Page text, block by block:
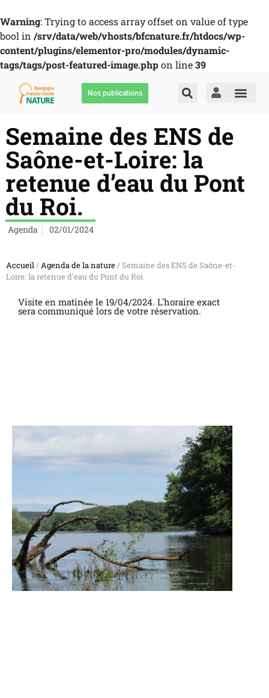
Warning: Trying to access array offset on value of type
bool in /srv/data/web/vhosts/bfcnature.fr/htdocs/wp-
content/plugins/elementor-pro/modules/dynamic-
tags/tags/post-featured-image.phpon line39
Nos publications
Semaine des ENS de
Saône-et-Loire: la
retenue d’eau du Pont
du Roi.
Agenda 02/01/2024
Accueil/Agenda de la nature/ Semaine des ENS de Saône-et-
Loire: la retenue d’eau du Pont du Roi.
Visite en matinée le 19/04/2024. L'horaire exact
sera communiqué lors de votre réservation.